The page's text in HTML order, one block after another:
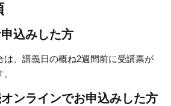
込みした方
は、講義日の概ね2週間前に受講票が
ンラインでお申込みした方